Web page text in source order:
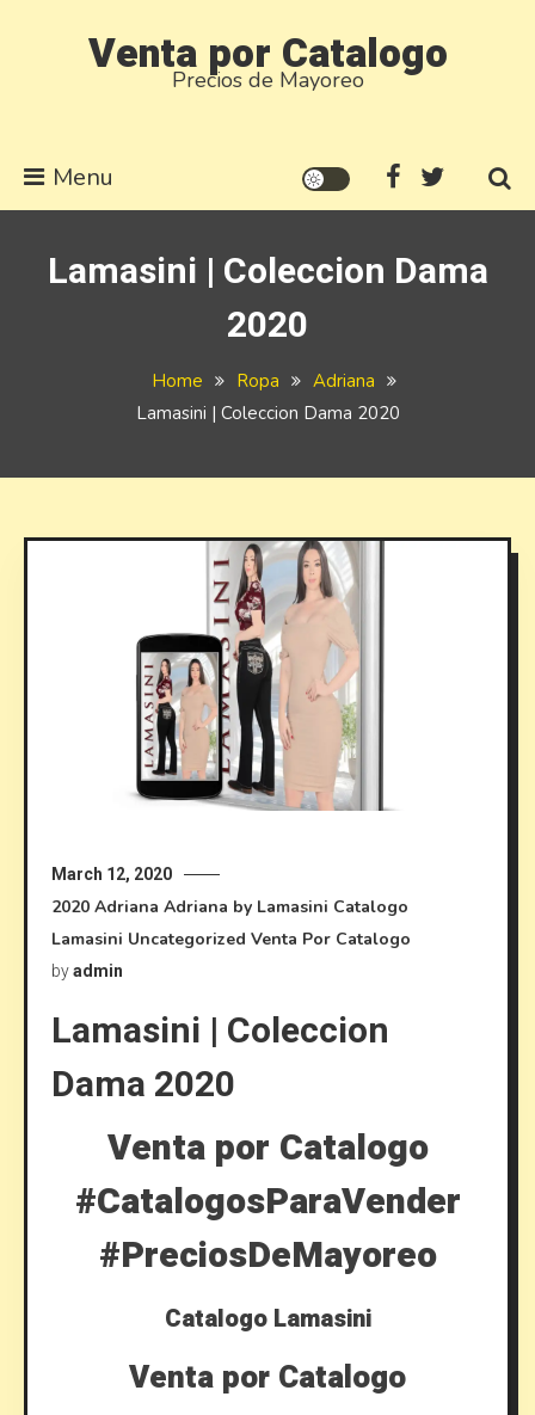
Venta por Catalogo
Precios de Mayoreo
Menu
Lamasini | Coleccion Dama
2020
Home Ropa
Adriana
Lamasini | Coleccion Dama 2020
March 12, 2020
2020 Adriana Adriana by Lamasini Catalogo
Lamasini Uncategorized Venta Por Catalogo
byadmin
Lamasini | Coleccion
Dama 2020
Venta por Catalogo
#CatalogosParaVender
#PreciosDeMayoreo
Catalogo Lamasini
Venta por Catalogo